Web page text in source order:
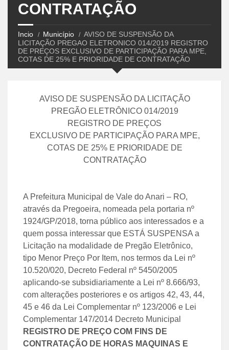
CONTRATAÇÃO
Incio Município
AVISO DE SUSPENSÃO DA
LICITAÇÃO PREGAO ELETRONICO 014/2019 REGISTRO
DE PREÇOS EXCLUSIVO DE PARTICIPAÇÃO PARA MPE,
COTAS DE 25% E PRIORIDADE DE CONTRATAÇÃO
AVISO DE SUSPENSÃO DA LICITAÇÃO
PREGÃO ELETRÔNICO 014/2019
REGISTRO DE PREÇOS
EXCLUSIVO DE PARTICIPAÇÃO PARA MPE,
COTAS DE 25% E PRIORIDADE DE
CONTRATAÇÃO
A Prefeitura Municipal de Vale do Anari – RO,
através da Pregoeira, nomeada pela portaria nº
1924/GP/2018, torna público aos interessados e a
quem possa interessar que ESTÁ SUSPENSA a
Licitação na modalidade de Pregão Eletrônico,
tipo Menor Preço Por Item, nos termos da Lei nº
10.520/020, Decreto Federal nº 5450/2005
aplicando-se subsidiariamente a Lei nº 8.666/93,
com alterações posteriores e os artigos 42, 43, 44,
45 e 46 da Lei Complementar nº 123/2006 e Lei
Complementar 147/2014 Decreto Municipal
REGISTRO DE PREÇO COM FINS DE
CONTRATAÇÃO DE HORAS MAQUINAS E